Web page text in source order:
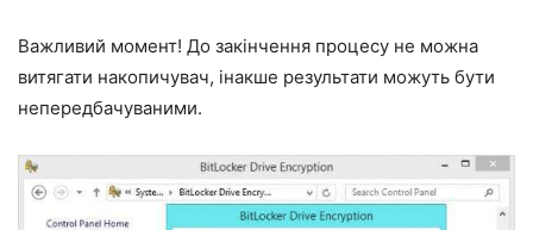
Важливий момент! До закінчення процесу не можна
витягати накопичувач, інакше результати можуть бути
непередбачуваними.